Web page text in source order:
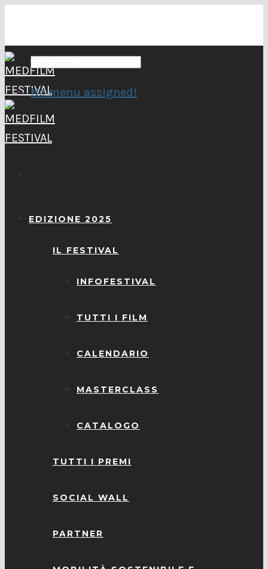
EDIZIONE 2025
IL FESTIVAL
INFOFESTIVAL
TUTTI I FILM
CALENDARIO
MASTERCLASS
CATALOGO
TUTTI I PREMI
SOCIAL WALL
PARTNER
No menu assigned!